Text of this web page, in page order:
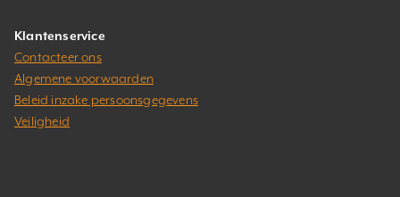
Klantenservice
Contacteer ons
Algemene voorwaarden
Beleid inzake persoonsgegevens
Veiligheid